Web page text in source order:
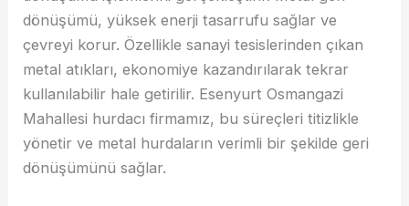
dönüşümü, yüksek enerji tasarrufu sağlar ve
çevreyi korur. Özellikle sanayi tesislerinden çıkan
metal atıkları, ekonomiye kazandırılarak tekrar
kullanılabilir hale getirilir. Esenyurt Osmangazi
Mahallesi hurdacı firmamız, bu süreçleri titizlikle
yönetir ve metal hurdaların verimli bir şekilde geri
dönüşümünü sağlar.